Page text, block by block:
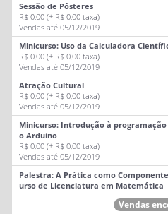
Sessão de Pôsteres
R$ 0,00 (+ R$ 0,00 taxa)
Vendas até 05/12/2019
Minicurso: Uso da Calculadora
R$ 0,00 (+ R$ 0,00 taxa)
Vendas até 05/12/2019
Atração Cultural
R$ 0,00 (+ R$ 0,00 taxa)
Vendas até 05/12/2019
Minicurso: Introdução à
o Arduino
R$ 0,00 (+ R$ 0,00 taxa)
Vendas até 05/12/2019
Palestra: A Prática como
urso de Licenciatura em Matemática
Vendas